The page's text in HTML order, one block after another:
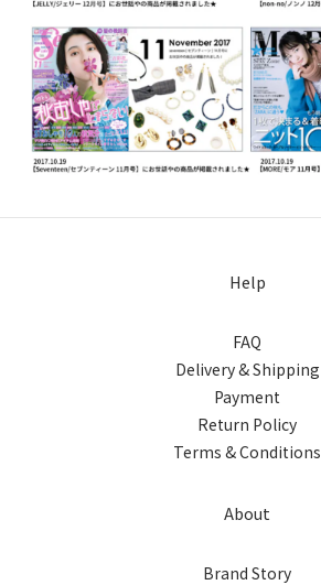
Help
FAQ
Delivery & Shipping
Payment
Return Policy
Terms & Conditions
About
Brand Story